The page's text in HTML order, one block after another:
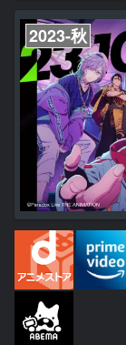
2023-秋